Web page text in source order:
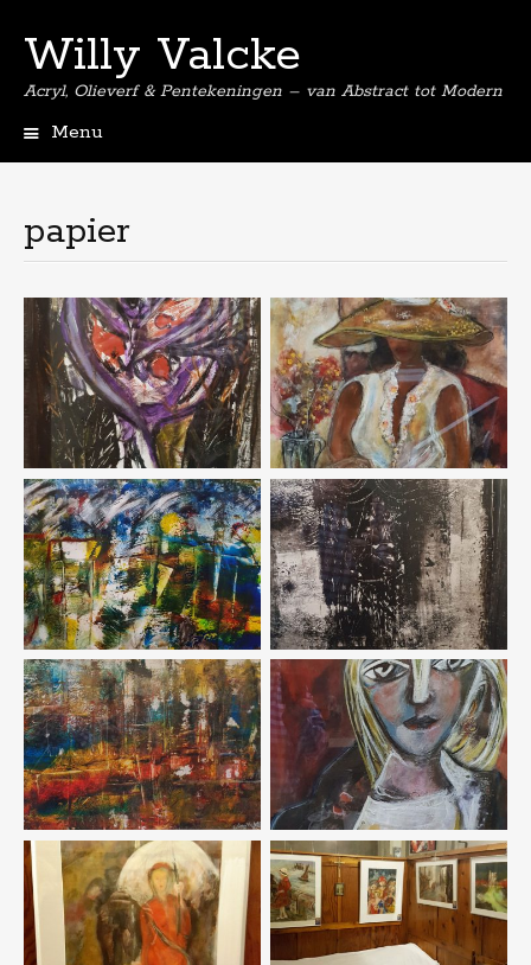
Willy Valcke
Acryl, Olieverf & Pentekeningen – van Abstract tot Modern
Menu
inhoud
papier